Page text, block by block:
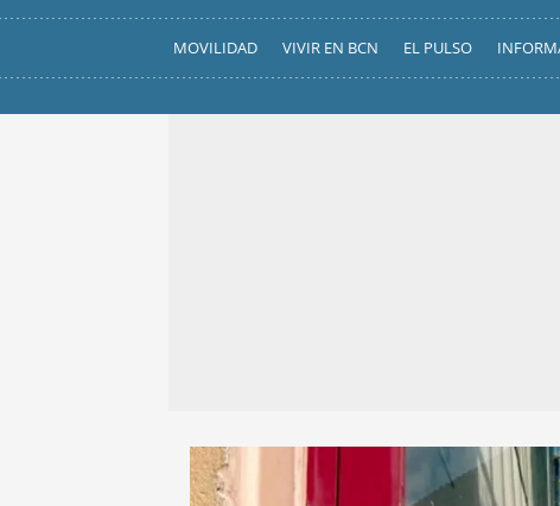
MOVILIDAD VIVIR EN BCN EL PULSO